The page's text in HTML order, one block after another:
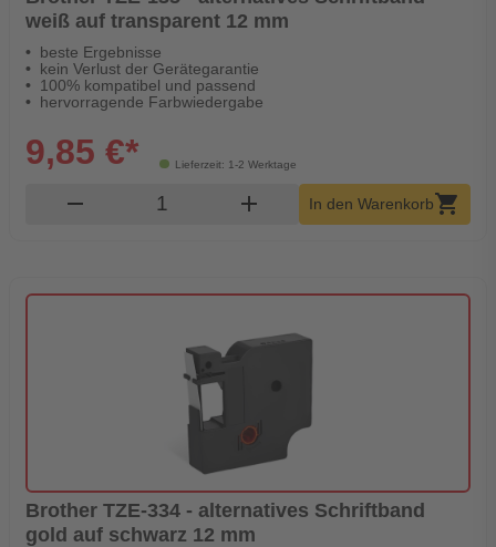
weiß auf transparent 12 mm
beste Ergebnisse
kein Verlust der Gerätegarantie
100% kompatibel und passend
hervorragende Farbwiedergabe
Lieferzeit: 1-2 Werktage
9,85 €*
remove Produkt Warenkorb Menge
add In den Warenkorbshopping_cart
Brother TZE-334 - alternatives Schriftband
gold auf schwarz 12 mm